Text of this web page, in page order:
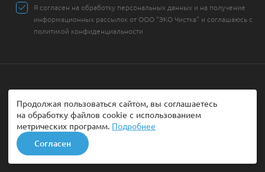
Я согласен на обработку персональных данных и на получение
информационных рассылок от ООО "ЭКО Чистка" и соглашаюсь с
политикой конфиденциальности
Услуги
Химчистка диванов
Химчистка мягкой мебели
Химчистка кожаной мебели
Продолжая пользоваться сайтом, вы соглашаетесь
на обработку файлов cookie с использованием
метрических программ. Подробнее
Согласен